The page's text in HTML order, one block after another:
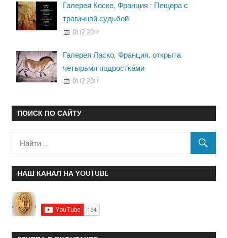
Галерея Коске, Франция : Пещера с
трагичной судьбой
01.12.2017
Галерея Ласко, Франция, открыта
четырьмя подростками
01.12.2017
ПОИСК ПО САЙТУ
НАШ КАНАЛ НА YOUTUBE